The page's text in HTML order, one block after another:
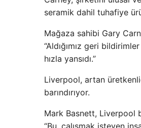
seramik dahil tuhafiye
Mağaza sahibi Gary
“Aldığımız geri
hızla yansıdı.”
Liverpool, artan
barındırıyor.
Mark Basnett, Liverpool